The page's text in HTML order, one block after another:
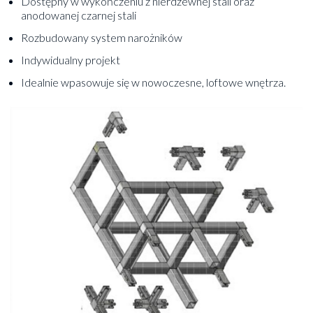
anodowanej czarnej stali
Rozbudowany system narożników
Indywidualny projekt
Idealnie wpasowuje się w nowoczesne, loftowe wnętrza.